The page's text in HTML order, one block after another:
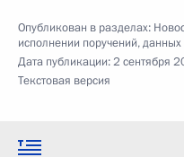
Опубликован в разделах:
исполнении поручений,
Дата публикации:2 сентября
Текстовая версия